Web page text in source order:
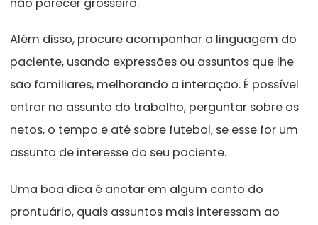
Além disso, procure acompanhar a linguagem do
paciente, usando expressões ou assuntos que lhe
são familiares, melhorando a interação. É possível
entrar no assunto do trabalho, perguntar sobre os
netos, o tempo e até sobre futebol, se esse for um
assunto de interesse do seu paciente.
Uma boa dica é anotar em algum canto do
prontuário, quais assuntos mais interessam ao